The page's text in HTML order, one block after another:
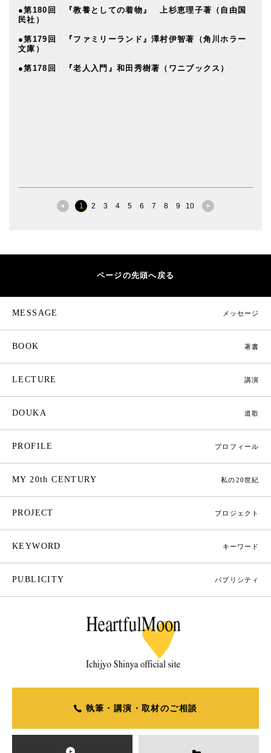
●第180回 『教養としての着物』 上杉恵理子著（自由国
民社）
●第179回 『ファミリーランド』澤村伊智著（角川ホラー
文庫）
●第178回 『老人入門』和田秀樹著（ワニブックス）
1 2 3 4 5 6 7 8 9 10
ページの先頭へ戻る
MESSAGE メッセージ
BOOK 著書
LECTURE 講演
DOUKA 道歌
PROFILE プロフィール
MY 20th CENTURY 私の20世紀
PROJECT プロジェクト
KEYWORD キーワード
PUBLICITY パブリシティ
執筆・講演・取材のご相談